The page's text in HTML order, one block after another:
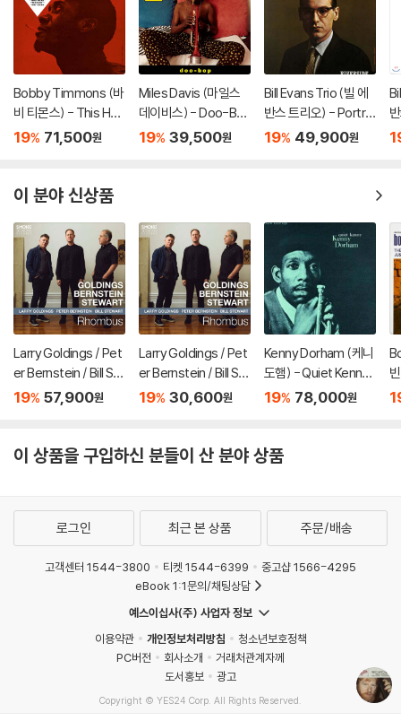
Bobby Timmons (바
비 티몬스) - This Her
e Is Bobby Timmon
19% 71,500원
Miles Davis (마일스
데이비스) - Doo-Bo
p [LP]
19% 39,500원
Bill Evans Trio (빌 에
반스 트리오) - Portrai
t In Jazz [LP]
19% 49,900원
이 분야 신상품
Larry Goldings / Pet
er Bernstein / Bill St
ewart (래리 골딩스 /
[LP]
19% 57,900원
Larry Goldings / Pet
er Bernstein / Bill St
ewart (래리 골딩스 /
19% 30,600원
Kenny Dorham (케니
도햄) - Quiet Kenny
[LP]
19% 78,000원
k
이 상품을 구입하신 분들이 산 분야 상품
로그인 최근 본 상품 주문/배송
고객센터 1544-3800 티켓 1544-6399
중고샵 1566-4295
eBook 1:1문의/채팅상담
예스이십사(주) 사업자 정보
이용약관
개인정보처리방침
청소년보호정책
PC버전
회사소개
거래처관계자께
도서홍보
광고
Copyright © YES24 Corp. All Rights Reserved.